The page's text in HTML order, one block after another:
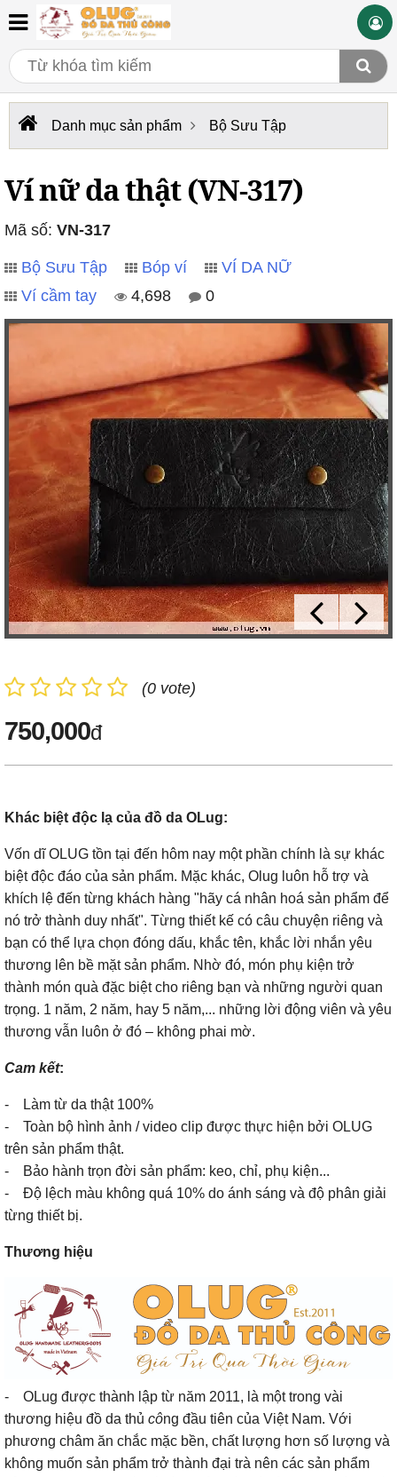
Danh mục sản phẩm Bộ Sưu Tập
Ví nữ da thật (VN-317)
Mã số: VN-317
Bộ Sưu Tập Bóp ví
VÍ DA NỮ
Ví cầm tay
4,698 0
(0 vote)
750,000đ
Khác biệt độc lạ của đồ da OLug:
Vốn dĩ OLUG tồn tại đến hôm nay một phần chính là sự khác
biệt độc đáo của sản phẩm. Mặc khác, Olug luôn hỗ trợ và
khích lệ đến từng khách hàng "hãy cá nhân hoá sản phẩm để
nó trở thành duy nhất". Từng thiết kế có câu chuyện riêng và
bạn có thể lựa chọn đóng dấu, khắc tên, khắc lời nhắn yêu
thương lên bề mặt sản phẩm. Nhờ đó, món phụ kiện trở
thành món quà đặc biệt cho riêng bạn và những người quan
trọng. 1 năm, 2 năm, hay 5 năm,... những lời động viên và yêu
thương vẫn luôn ở đó – không phai mờ.
Cam kết:
- Làm từ da thật 100%
- Toàn bộ hình ảnh / video clip được thực hiện bởi OLUG
trên sản phẩm thật.
- Bảo hành trọn đời sản phẩm: keo, chỉ, phụ kiện...
- Độ lệch màu không quá 10% do ánh sáng và độ phân giải
từng thiết bị.
Thương hiệu
- OLug được thành lập từ năm 2011, là một trong vài
thương hiệu đồ da thủ công đầu tiên của Việt Nam. Với
phương châm ăn chắc mặc bền, chất lượng hơn số lượng và
không muốn sản phẩm trở thành đại trà nên các sản phẩm